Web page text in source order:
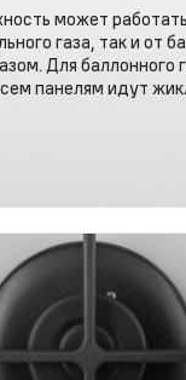
может работать
газа, так и от
Для баллонного
панелям идут